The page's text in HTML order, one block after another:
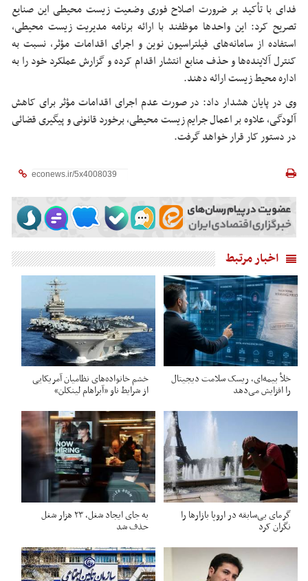
فدای با تأکید بر ضرورت اصلاح فوری وضعیت زیست محیطی این صنایع
تصریح کرد: این واحدها موظفند با ارائه برنامه مدیریت زیست محیطی،
استفاده از سامانه‌های فیلتراسیوننوین و اجرای اقدامات مؤثر، نسبت به
کنترل آلاینده‌ها و حذف منابع انتشار اقدام کرده و گزارش عملکرد خود را به
اداره محیط زیست ارائه دهند.
وی در پایان هشدار داد: در صورت عدم اجرای اقدامات مؤثر برای کاهش
آلودگی، علاوه بر اعمال جرایم زیست محیطی، برخورد قانونی و پیگیری قضائی
در دستور کار قرار خواهد گرفت.
اخبار مرتبط
خلأ بیمه‌ای، ریسک سلامت دیجیتال
را افزایش می‌دهد
خشم خانواده‌های نظامیان آمریکایی
از شرایط ناو «آبراهام لینکلن»
گرمای بی‌سابقه در اروپا بازارها را
نگران کرد
به جای ایجاد شغل، ۲۳ هزار شغل
حذف شد